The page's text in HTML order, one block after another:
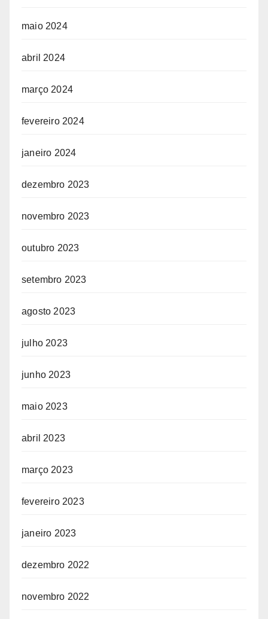
maio 2024
abril 2024
março 2024
fevereiro 2024
janeiro 2024
dezembro 2023
novembro 2023
outubro 2023
setembro 2023
agosto 2023
julho 2023
junho 2023
maio 2023
abril 2023
março 2023
fevereiro 2023
janeiro 2023
dezembro 2022
novembro 2022